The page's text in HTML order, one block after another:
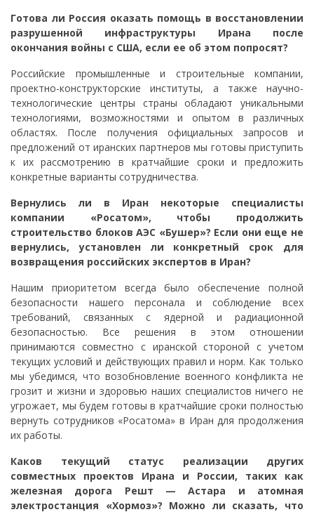
Готова ли Россия оказать помощь в восстановлении
разрушенной инфраструктуры Ирана после
окончания войны с США, если ее об этом попросят?
Российские промышленные и строительные компании,
проектно-конструкторские институты, а также научно-
технологические центры страны обладают уникальными
технологиями, возможностями и опытом в различных
областях. После получения официальных запросов и
предложений от иранских партнеров мы готовы приступить
к их рассмотрению в кратчайшие сроки и предложить
конкретные варианты сотрудничества.
Вернулись ли в Иран некоторые специалисты
компании «Росатом», чтобы продолжить
строительство блоков АЭС «Бушер»? Если они еще не
вернулись, установлен ли конкретный срок для
возвращения российских экспертов в Иран?
Нашим приоритетом всегда было обеспечение полной
безопасности нашего персонала и соблюдение всех
требований, связанных с ядерной и радиационной
безопасностью. Все решения в этом отношении
принимаются совместно с иранской стороной с учетом
текущих условий и действующих правил и норм. Как только
мы убедимся, что возобновление военного конфликта не
грозит и жизни и здоровью наших специалистов ничего не
угрожает, мы будем готовы в кратчайшие сроки полностью
вернуть сотрудников «Росатома» в Иран для продолжения
их работы.
Каков текущий статус реализации других
совместных проектов Ирана и России, таких как
железная дорога Решт — Астара и атомная
электростанция «Хормоз»? Можно ли сказать, что